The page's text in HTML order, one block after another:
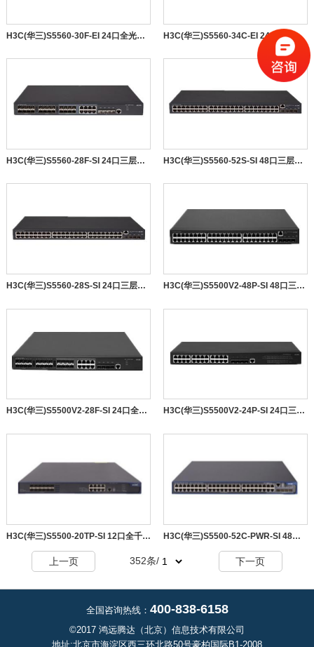
H3C(华三)S5560-30F-EI 24口全光口+8电+4万兆交换机 H3C(华三)S5560-34C-EI 24口三层千兆+8光+4万兆
H3C(华三)S5560-28F-SI 24口三层千兆全光口交换机 H3C(华三)S5560-52S-SI 48口三层千兆交换机
H3C(华三)S5560-28S-SI 24口三层千兆交换机 H3C(华三)S5500V2-48P-SI 48口三层千兆交换机
H3C(华三)S5500V2-28F-SI 24口全千兆光口交换机 H3C(华三)S5500V2-24P-SI 24口三层千兆交换机
H3C(华三)S5500-20TP-SI 12口全千兆三层以太网交换机 H3C(华三)S5500-52C-PWR-SI 48口三层全千兆POE供电交换机
上一页 352条/ 下一页
全国咨询热线： 400-838-6158
©2017 鸿远腾达（北京）信息技术有限公司
地址:北京市海淀区西三环北路50号豪柏国际B1-2008